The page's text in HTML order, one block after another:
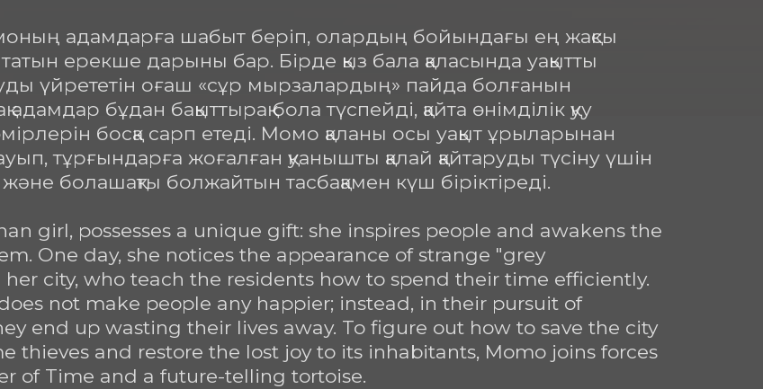
адамдарға шабыт беріп, олардың бойындағы ең жақсы
ерекше дарыны бар. Бірде қыз бала қаласында уақытты
үйрететін оғаш «сұр мырзалардың» пайда болғанын
адамдар бұдан бақыттырақ бола түспейді, қайта өнімділік қуу
босқа сарп етеді. Момо қаланы осы уақыт ұрыларынан
тұрғындарға жоғалған қуанышты қалай қайтаруды түсіну үшін
және болашақты болжайтын тасбақамен күш біріктіреді.
girl, possesses a unique gift: she inspires people and awakens the
One day, she notices the appearance of strange "grey
city, who teach the residents how to spend their time efficiently.
not make people any happier; instead, in their pursuit of
end up wasting their lives away. To figure out how to save the city
thieves and restore the lost joy to its inhabitants, Momo joins forces
of Time and a future-telling tortoise.